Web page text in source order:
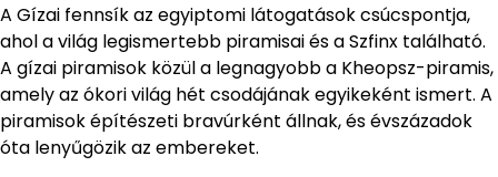
A Gízai fennsík az egyiptomi látogatások csúcspontja,
ahol a világ legismertebb piramisai és a Szfinx található.
A gízai piramisok közül a legnagyobb a Kheopsz-piramis,
amely az ókori világ hét csodájának egyikeként ismert. A
piramisok építészeti bravúrként állnak, és évszázadok
óta lenyűgözik az embereket.